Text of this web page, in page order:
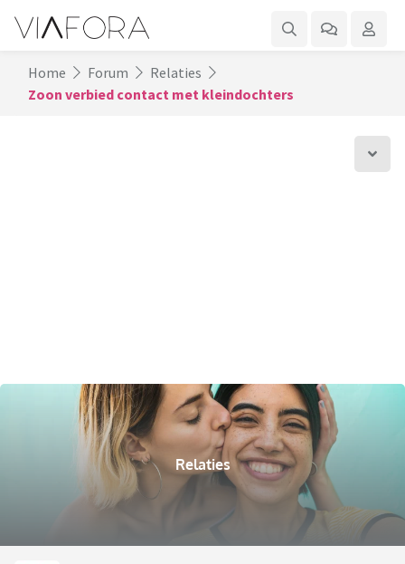
Home Forum
Relaties
Zoon verbied contact met kleindochters
Relaties